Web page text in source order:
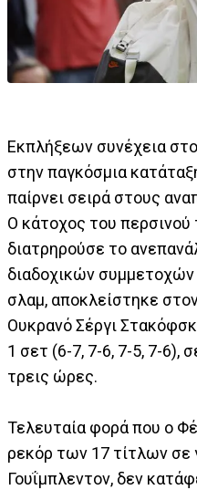
Εκπλήξεων συνέχεια
στην παγκόσμια
παίρνει σειρά στους
Ο κάτοχος του περσινού
διατρηρούσε το
διαδοχικών συμμετοχών
σλαμ, αποκλείστηκε
Ουκρανό Σέργι
1 σετ (6-7, 7-6, 7-5, 7-6),
τρεις ώρες.
Τελευταία φορά που ο
ρεκόρ των 17 τίτλων σε
Γουΐμπλεντον, δεν